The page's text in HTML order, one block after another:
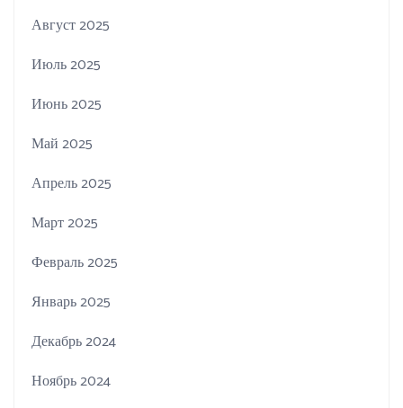
Август 2025
Июль 2025
Июнь 2025
Май 2025
Апрель 2025
Март 2025
Февраль 2025
Январь 2025
Декабрь 2024
Ноябрь 2024